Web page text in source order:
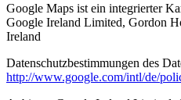
Google Maps ist ein integrierter
Google Ireland Limited, Gordon
Ireland
Datenschutzbestimmungen des
http://www.google.com/intl/de/